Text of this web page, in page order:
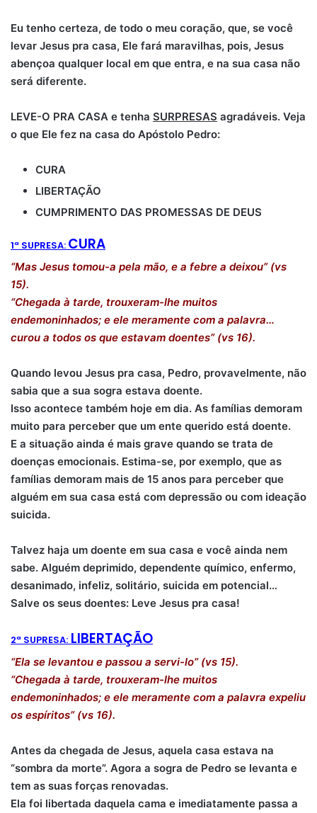
Eu tenho certeza, de todo o meu coração, que, se você
levar Jesus pra casa, Ele fará maravilhas, pois, Jesus
abençoa qualquer local em que entra, e na sua casa não
será diferente.
LEVE-O PRA CASA e tenha SURPRESAS agradáveis. Veja
o que Ele fez na casa do Apóstolo Pedro:
CURA
LIBERTAÇÃO
CUMPRIMENTO DAS PROMESSAS DE DEUS
1ª SUPRESA: CURA
“Mas Jesus tomou-a pela mão, e a febre a deixou” (vs
15).
“Chegada à tarde, trouxeram-lhe muitos
endemoninhados; e ele meramente com a palavra…
curou a todos os que estavam doentes” (vs 16).
Quando levou Jesus pra casa, Pedro, provavelmente, não
sabia que a sua sogra estava doente.
Isso acontece também hoje em dia. As famílias demoram
muito para perceber que um ente querido está doente.
E a situação ainda é mais grave quando se trata de
doenças emocionais. Estima-se, por exemplo, que as
famílias demoram mais de 15 anos para perceber que
alguém em sua casa está com depressão ou com ideação
suicida.
Talvez haja um doente em sua casa e você ainda nem
sabe. Alguém deprimido, dependente químico, enfermo,
desanimado, infeliz, solitário, suicida em potencial…
Salve os seus doentes: Leve Jesus pra casa!
2ª SUPRESA: LIBERTAÇÃO
“Ela se levantou e passou a servi-lo” (vs 15).
“Chegada à tarde, trouxeram-lhe muitos
endemoninhados; e ele meramente com a palavra expeliu
os espíritos” (vs 16).
Antes da chegada de Jesus, aquela casa estava na
“sombra da morte”. Agora a sogra de Pedro se levanta e
tem as suas forças renovadas.
Ela foi libertada daquela cama e imediatamente passa a